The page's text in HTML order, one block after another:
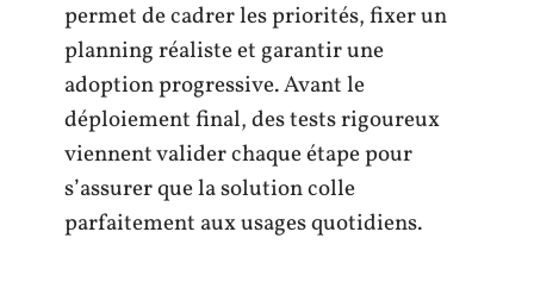
permet de cadrer les priorités, fixer un
planning réaliste et garantir une
adoption progressive. Avant le
déploiement final, des tests rigoureux
viennent valider chaque étape pour
s’assurer que la solution colle
parfaitement aux usages quotidiens.